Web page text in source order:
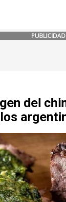
PUBLICIDAD
del